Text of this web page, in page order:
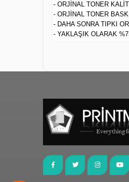
- ORJİNAL TONER
- ORJİNAL TONER
- DAHA SONRA TIPKI
- YAKLAŞIK OLARAK